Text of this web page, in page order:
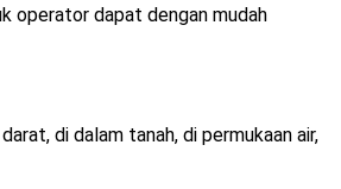
operator dapat dengan mudah
di dalam tanah, di permukaan air,